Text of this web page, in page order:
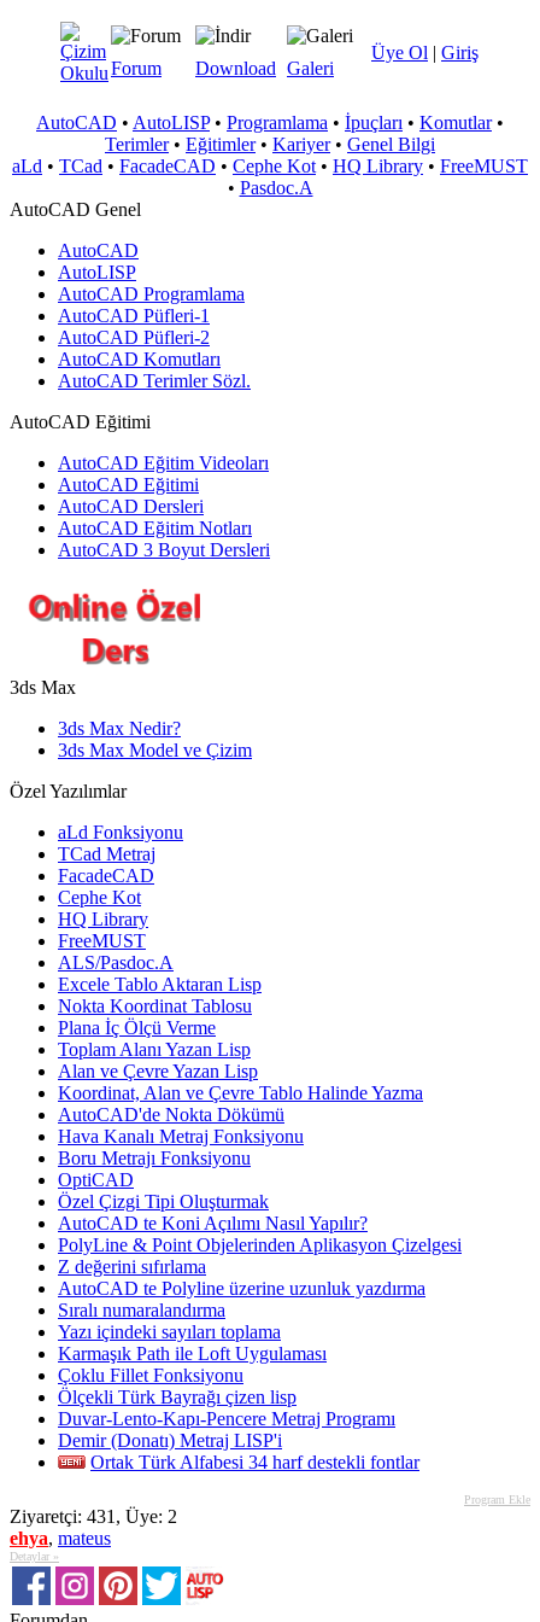
Üye Ol | Giriş
Forum Download Galeri
AutoCAD • AutoLISP• Programlama • İpuçları • Komutlar•
Terimler• Eğitimler• Kariyer• Genel Bilgi
aLd • TCad • FacadeCAD • Cephe Kot • HQ Library • FreeMUST
• Pasdoc.A
AutoCAD Genel
AutoCAD
AutoLISP
AutoCAD Programlama
AutoCAD Püfleri-1
AutoCAD Püfleri-2
AutoCAD Komutları
AutoCAD Terimler Sözl.
AutoCAD Eğitimi
AutoCAD Eğitim Videoları
AutoCAD Eğitimi
AutoCAD Dersleri
AutoCAD Eğitim Notları
AutoCAD 3 Boyut Dersleri
3ds Max
3ds Max Nedir?
3ds Max Model ve Çizim
Özel Yazılımlar
aLd Fonksiyonu
TCad Metraj
FacadeCAD
Cephe Kot
HQ Library
FreeMUST
ALS/Pasdoc.A
Excele Tablo Aktaran Lisp
Nokta Koordinat Tablosu
Plana İç Ölçü Verme
Toplam Alanı Yazan Lisp
Alan ve Çevre Yazan Lisp
Koordinat, Alan ve Çevre Tablo Halinde Yazma
AutoCAD'de Nokta Dökümü
Hava Kanalı Metraj Fonksiyonu
Boru Metrajı Fonksiyonu
OptiCAD
Özel Çizgi Tipi Oluşturmak
AutoCAD te Koni Açılımı Nasıl Yapılır?
PolyLine & Point Objelerinden Aplikasyon Çizelgesi
Z değerini sıfırlama
AutoCAD te Polyline üzerine uzunluk yazdırma
Sıralı numaralandırma
Yazı içindeki sayıları toplama
Karmaşık Path ile Loft Uygulaması
Çoklu Fillet Fonksiyonu
Ölçekli Türk Bayrağı çizen lisp
Duvar-Lento-Kapı-Pencere Metraj Programı
Demir (Donatı) Metraj LISP'i
Ortak Türk Alfabesi 34 harf destekli fontlar
Program Ekle
Ziyaretçi: 431, Üye: 2
ehya, mateus
Detaylar »